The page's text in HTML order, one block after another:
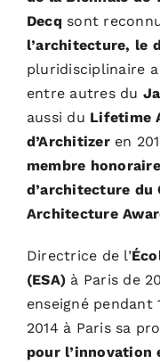
Decq sont
l’architecture, le
pluridisciplinaire
entre autres du
aussi du Lifetime
d’Architizer en
membre
d’architecture du
Architecture
Directrice de l’
(ESA) à Paris de
enseigné pendant
2014 à Paris sa
pour l’innovation